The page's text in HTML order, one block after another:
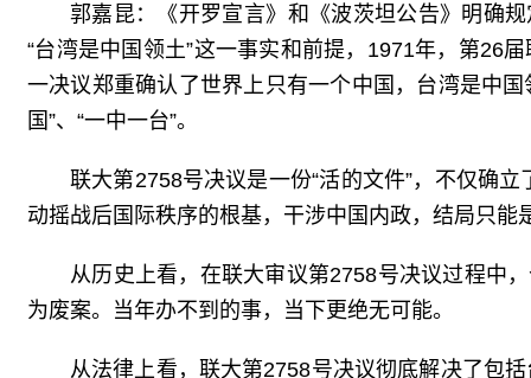
郭嘉昆：《开罗宣言》和《波茨坦公告》明确
“台湾是中国领土”这一事实和前提，1971年，第26
一决议郑重确认了世界上只有一个中国，台湾是中
国”、“一中一台”。
联大第2758号决议是一份“活的文件”，不仅确
动摇战后国际秩序的根基，干涉中国内政，结局只能
从历史上看，在联大审议第2758号决议过程中
为废案。当年办不到的事，当下更绝无可能。
从法律上看，联大第2758号决议彻底解决了包